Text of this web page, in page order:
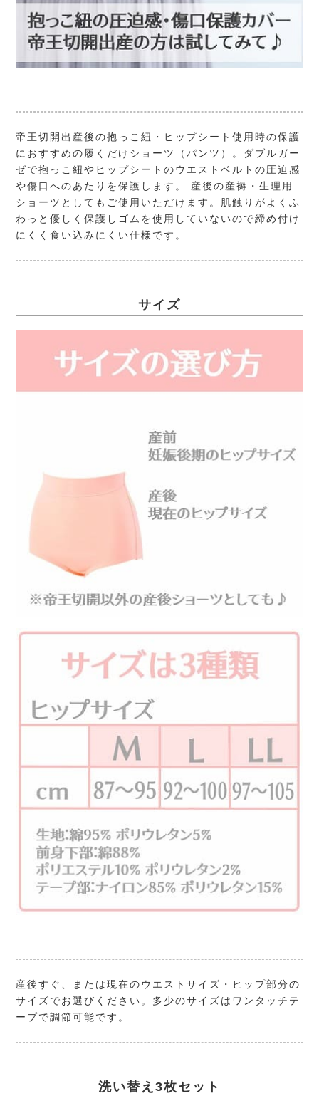
帝王切開出産後の抱っこ紐・ヒップシート使用時の保護
におすすめの履くだけショーツ（パンツ）。ダブルガー
ゼで抱っこ紐やヒップシートのウエストベルトの圧迫感
や傷口へのあたりを保護します。 産後の産褥・生理用
ショーツとしてもご使用いただけます。肌触りがよくふ
わっと優しく保護しゴムを使用していないので締め付け
にくく食い込みにくい仕様です。
サイズ
産後すぐ、または現在のウエストサイズ・ヒップ部分の
サイズでお選びください。多少のサイズはワンタッチテ
ープで調節可能です。
洗い替え3枚セット